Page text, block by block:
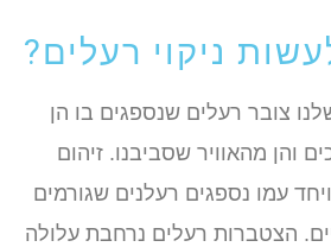
ניקוי רעלים?
צובר רעלים שנספגים בו הן
והן מהאוויר שסביבנו. זיהום
עמו נספגים רעלנים שגורמים
הצטברות רעלים נרחבת עלולה